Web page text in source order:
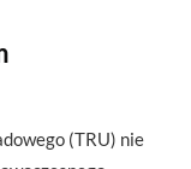
(TRU) nie